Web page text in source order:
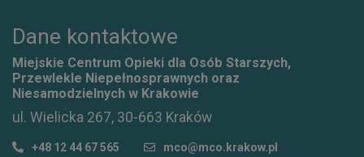
Dane kontaktowe
Miejskie Centrum Opieki dla Osób Starszych,
Przewlekle Niepełnosprawnych oraz
Niesamodzielnych w Krakowie
ul. Wielicka 267, 30-663 Kraków
+48 12 44 67 565
mco@mco.krakow.pl